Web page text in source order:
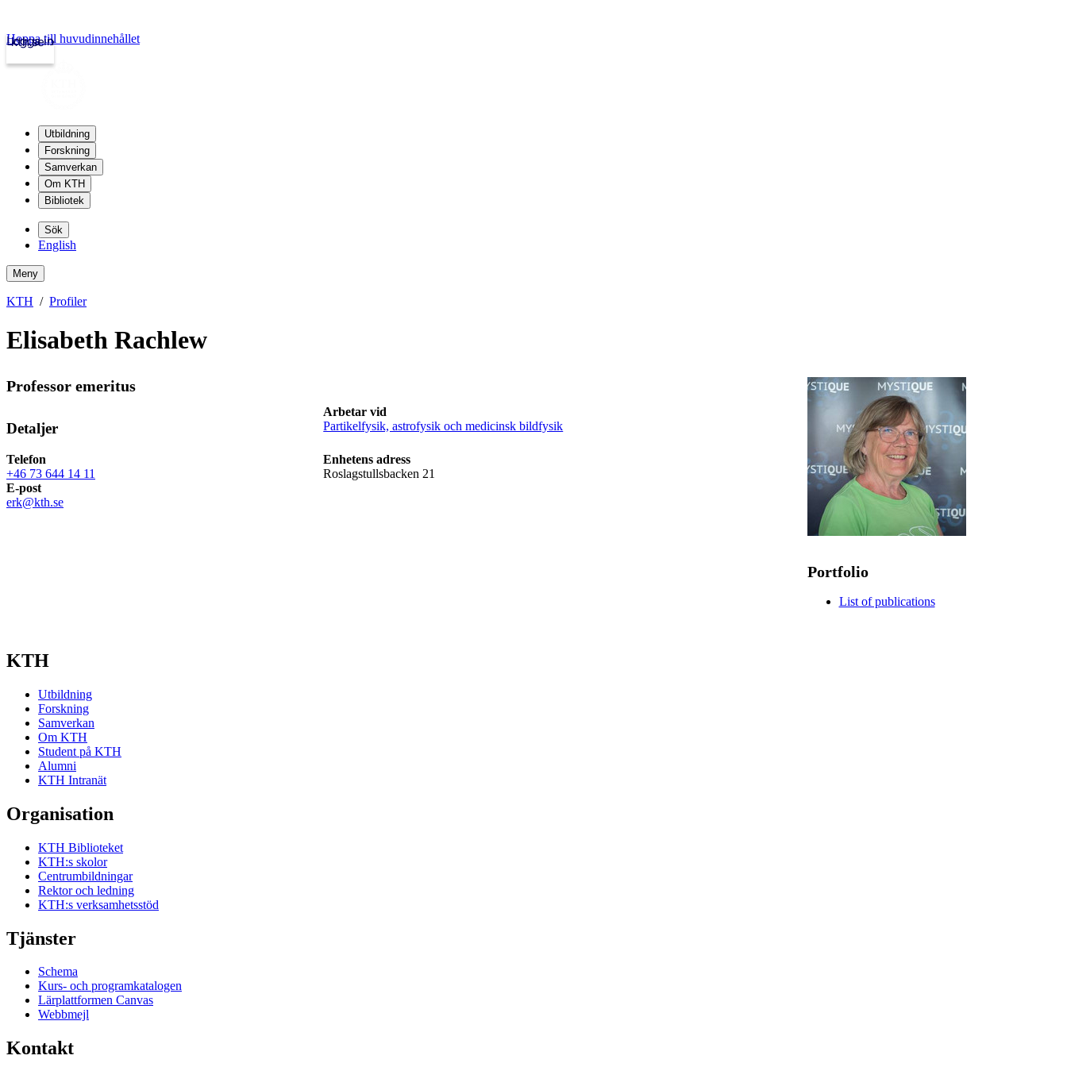
kth.se
Logga in
Hoppa till huvudinnehållet
Utbildning
Forskning
Samverkan
Om KTH
Bibliotek
Sök
English
Meny
KTH Profiler
Elisabeth Rachlew
Professor emeritus
Detaljer
Arbetar vid
Partikelfysik, astrofysik och medicinsk bildfysik
Telefon
+46 73 644 14 11
Enhetens adress
Roslagstullsbacken 21
E-post
erk@kth.se
Portfolio
List of publications
KTH
Utbildning
Forskning
Samverkan
Om KTH
Student på KTH
Alumni
KTH Intranät
Organisation
KTH Biblioteket
KTH:s skolor
Centrumbildningar
Rektor och ledning
KTH:s verksamhetsstöd
Tjänster
Schema
Kurs- och programkatalogen
Lärplattformen Canvas
Webbmejl
Kontakt